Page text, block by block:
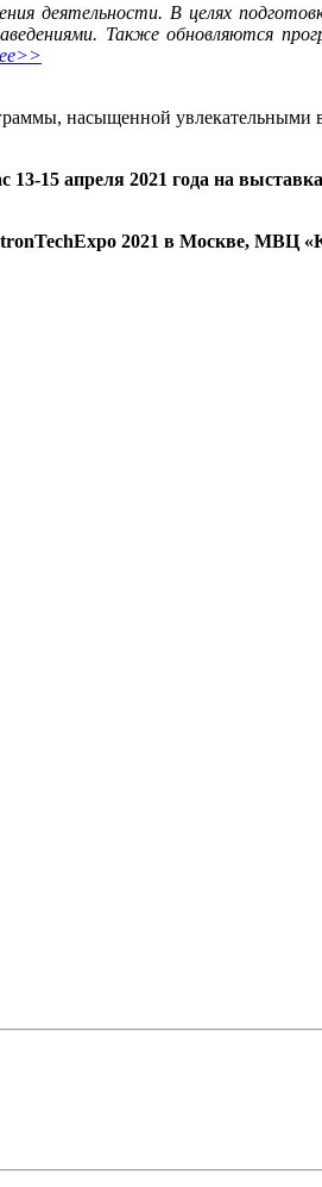
деятельности. В целях
Также обновляются
насыщенной
13-15 апреля 2021 года на
2021 в Москве, МВЦ